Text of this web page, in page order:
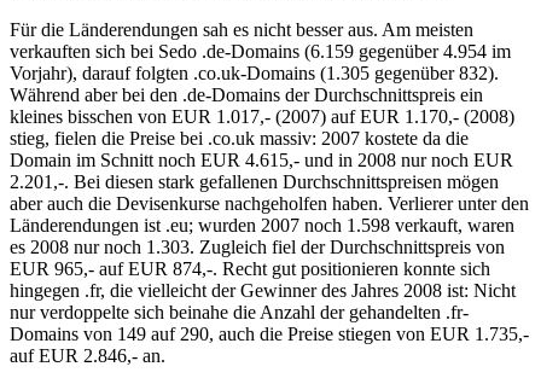
Für die Länderendungen sah es nicht besser aus. Am meisten
verkauften sich bei Sedo .de-Domains (6.159 gegenüber 4.954 im
Vorjahr), darauf folgten .co.uk-Domains (1.305 gegenüber 832).
Während aber bei den .de-Domains der Durchschnittspreis ein
kleines bisschen von EUR 1.017,- (2007) auf EUR 1.170,- (2008)
stieg, fielen die Preise bei .co.uk massiv: 2007 kostete da die
Domain im Schnitt noch EUR 4.615,- und in 2008 nur noch EUR
2.201,-. Bei diesen stark gefallenen Durchschnittspreisen mögen
aber auch die Devisenkurse nachgeholfen haben. Verlierer unter den
Länderendungen ist .eu; wurden 2007 noch 1.598 verkauft, waren
es 2008 nur noch 1.303. Zugleich fiel der Durchschnittspreis von
EUR 965,- auf EUR 874,-. Recht gut positionieren konnte sich
hingegen .fr, die vielleicht der Gewinner des Jahres 2008 ist: Nicht
nur verdoppelte sich beinahe die Anzahl der gehandelten .fr-
Domains von 149 auf 290, auch die Preise stiegen von EUR 1.735,-
auf EUR 2.846,- an.